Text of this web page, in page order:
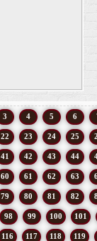
3 4 5 6
22 23 24 25
41 42 43 44
60 61 62 63
79 80 81 82
98 99 100 101
116 117 118 119